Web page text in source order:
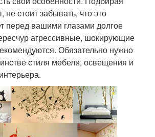
не стоит забывать, что это
перед вашими глазами долгое
агрессивные, шокирующие
Обязательно нужно
стиля мебели, освещения и